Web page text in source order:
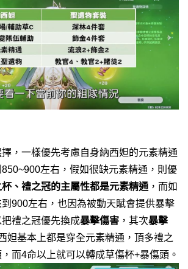
，一樣優先考慮自身納西妲的元素精通
左右，假如很缺元素精通，則優
、禮之冠的主屬性都是元素精通 ，而如
900左右，也因為被動天賦會提供暴擊
禮之冠優先換成暴擊傷害 ，其次暴擊
妲基本上都是穿全元素精通，頂多禮之
而4命以上就可以轉成草傷杯+暴傷頭。